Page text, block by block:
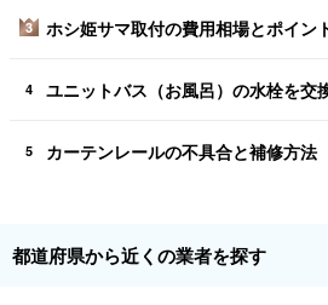
3 ホシ姫サマ取付の費用相場とポイン
4 ユニットバス（お風呂）の水栓を交
5 カーテンレールの不具合と補修方法
都道府県から近くの業者を探す